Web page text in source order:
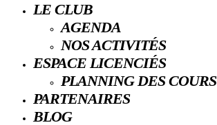
LE CLUB
AGENDA
NOS ACTIVITÉS
ESPACE LICENCIÉS
PLANNING DES COURS
PARTENAIRES
BLOG